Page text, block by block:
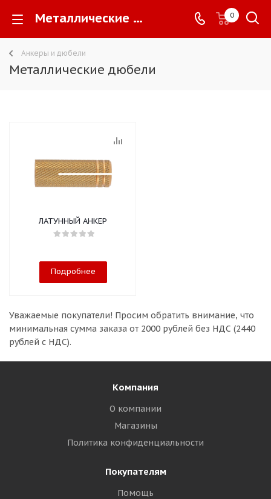
Металлические дюбели - 0
Анкеры и дюбели
Металлические дюбели
ЛАТУННЫЙ АНКЕР
Подробнее
Уважаемые покупатели! Просим обратить внимание, что
минимальная сумма заказа от 2000 рублей без НДС (2440
рублей с НДС).
Компания
О компании
Магазины
Политика конфиденциальности
Покупателям
Помощь